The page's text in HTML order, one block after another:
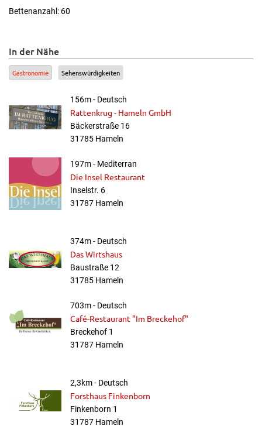
Bettenanzahl: 60
In der Nähe
Gastronomie Sehenswürdigkeiten
156m - Deutsch
Rattenkrug - Hameln GmbH
Bäckerstraße 16
31785 Hameln
197m - Mediterran
Die Insel Restaurant
Inselstr. 6
31787 Hameln
374m - Deutsch
Das Wirtshaus
Baustraße 12
31785 Hameln
703m - Deutsch
Café-Restaurant "Im Breckehof"
Breckehof 1
31787 Hameln
2,3km - Deutsch
Forsthaus Finkenborn
Finkenborn 1
31787 Hameln